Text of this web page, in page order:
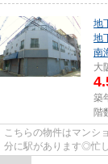
地
地
南
大
築
階
こちらの物件はマンシ
分に駅があります◎忙